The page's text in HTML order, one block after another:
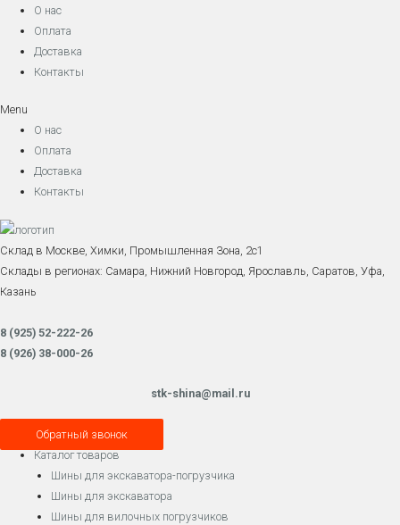
О нас
Оплата
Доставка
Контакты
Menu
О нас
Оплата
Доставка
Контакты
Склад в Москве, Химки, Промышленная Зона, 2с1
Склады в регионах: Самара, Нижний Новгород, Ярославль, Саратов, Уфа,
Казань
8 (925) 52-222-26
8 (926) 38-000-26
stk-shina@mail.ru
Обратный звонок
Каталог товаров
Шины для экскаватора-погрузчика
Шины для экскаватора
Шины для вилочных погрузчиков